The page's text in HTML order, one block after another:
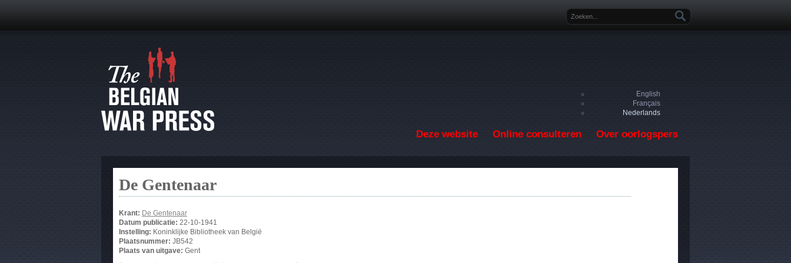
Zoekveld
English
Français
Nederlands
Deze website Online consulteren Over oorlogspers
De Gentenaar
Krant: De Gentenaar
Datum publicatie: 22-10-1941
Instelling: Koninklijke Bibliotheek van België
Plaatsnummer: JB542
Plaats van uitgave: Gent